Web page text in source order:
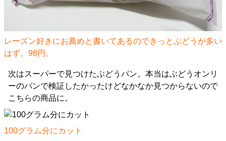
レーズン好きにお薦めと書いてあるのできっとぶどうが多い
はず。98円。
次はスーパーで見つけたぶどうパン。本当はぶどうオンリ
ーのパンで検証したかったけどなかなか見つからないので
こちらの商品に。
100グラム分にカット